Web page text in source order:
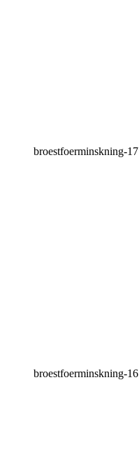
broestfoerminskning-17
broestfoerminskning-16